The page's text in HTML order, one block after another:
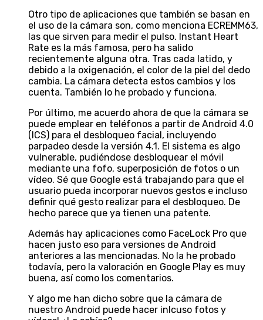
Otro tipo de aplicaciones que también se basan en
el uso de la cámara son, como menciona ECREMM63,
las que sirven para medir el pulso. Instant Heart
Rate es la más famosa, pero ha salido
recientemente alguna otra. Tras cada latido, y
debido a la oxigenación, el color de la piel del dedo
cambia. La cámara detecta estos cambios y los
cuenta. También lo he probado y funciona.
Por último, me acuerdo ahora de que la cámara se
puede emplear en teléfonos a partir de Android 4.0
(ICS) para el desbloqueo facial, incluyendo
parpadeo desde la versión 4.1. El sistema es algo
vulnerable, pudiéndose desbloquear el móvil
mediante una fofo, superposición de fotos o un
vídeo. Sé que Google está trabajando para que el
usuario pueda incorporar nuevos gestos e incluso
definir qué gesto realizar para el desbloqueo. De
hecho parece que ya tienen una patente.
Además hay aplicaciones como FaceLock Pro que
hacen justo eso para versiones de Android
anteriores a las mencionadas. No la he probado
todavía, pero la valoración en Google Play es muy
buena, así como los comentarios.
Y algo me han dicho sobre que la cámara de
nuestro Android puede hacer inlcuso fotos y